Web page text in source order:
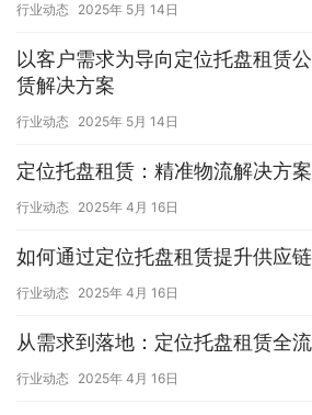
行业动态 2025年 5月 14日
以客户需求为导向定位托盘租赁
赁解决方案
行业动态 2025年 5月 14日
定位托盘租赁：精准物流解决方
行业动态 2025年 4月 16日
如何通过定位托盘租赁提升供应
行业动态 2025年 4月 16日
从需求到落地：定位托盘租赁全
行业动态 2025年 4月 16日